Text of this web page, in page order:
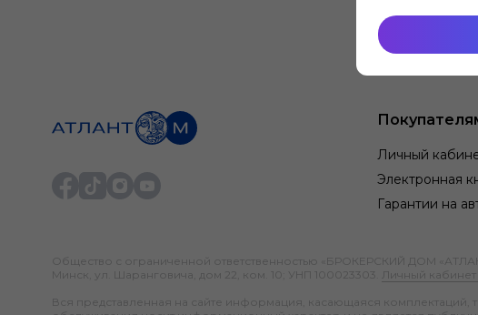
Личный
Электронная
Гарантии на
Общество с ограниченной ответственностью «БРОКЕРСКИЙ ДОМ
Минск, ул. Шаранговича, дом 22, ком. 10; УНП 100023303.
Личный кабинет
Вся представленная на сайте информация, касающаяся комплектаций,